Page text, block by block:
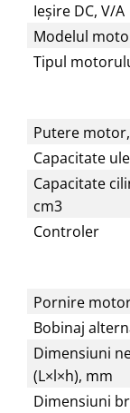
Ieşire DC, V/А
Modelul
Tipul
Putere
Capacitate
Сapacitate
cm3
Controler
Pornire
Bobinaj
Dimensiuni
(L×l×h), mm
Dimensiuni